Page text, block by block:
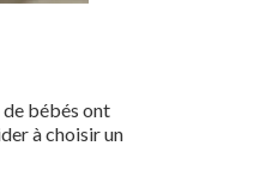
de bébés ont
à choisir un